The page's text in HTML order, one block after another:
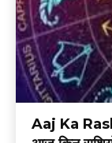
Aaj Ka